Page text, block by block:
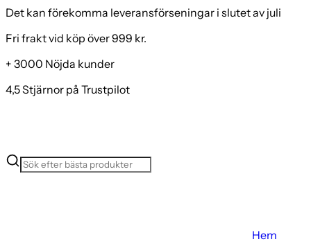
Det kan förekomma leveransförseningar i slutet av juli
Fri frakt vid köp över 999 kr.
+ 3000 Nöjda kunder
4,5 Stjärnor på Trustpilot
Hem